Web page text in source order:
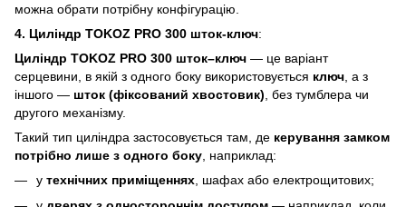
можна обрати потрібну конфігурацію.
4. Циліндр TOKOZ PRO 300 шток-ключ:
Циліндр TOKOZ PRO 300 шток–ключ — це варіант
серцевини, в якій з одного боку використовується ключ , а з
іншого — шток (фіксований хвостовик) , без тумблера чи
другого механізму.
Такий тип циліндра застосовується там, де керування замком
потрібно лише з одного боку , наприклад:
у технічних приміщеннях , шафах або електрощитових;